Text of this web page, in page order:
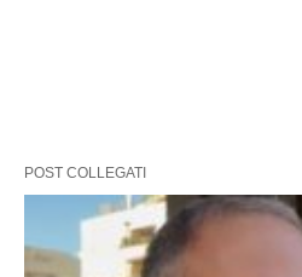
POST COLLEGATI